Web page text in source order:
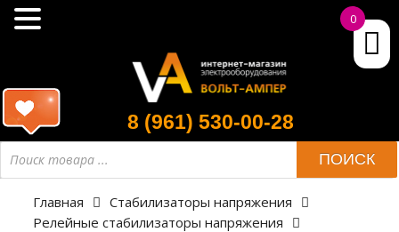
8 (961) 530-00-28
ПОИСК
Главная
Стабилизаторы напряжения
Релейные стабилизаторы напряжения
0